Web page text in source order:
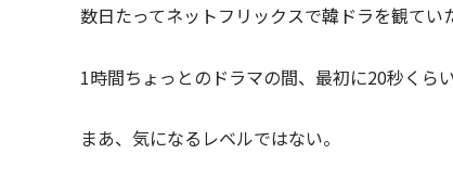
数日たってネットフリックスで韓ドラを観てい
1時間ちょっとのドラマの間、最初に20秒くら
まあ、気になるレベルではない。